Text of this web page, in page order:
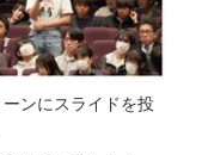
ンにスライドを投